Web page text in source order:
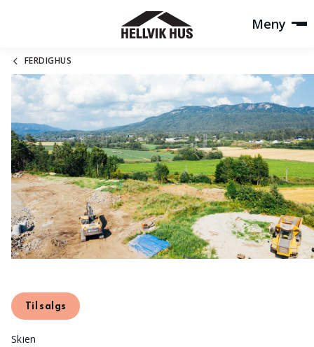
Meny
FERDIGHUS
Til salgs
Skien